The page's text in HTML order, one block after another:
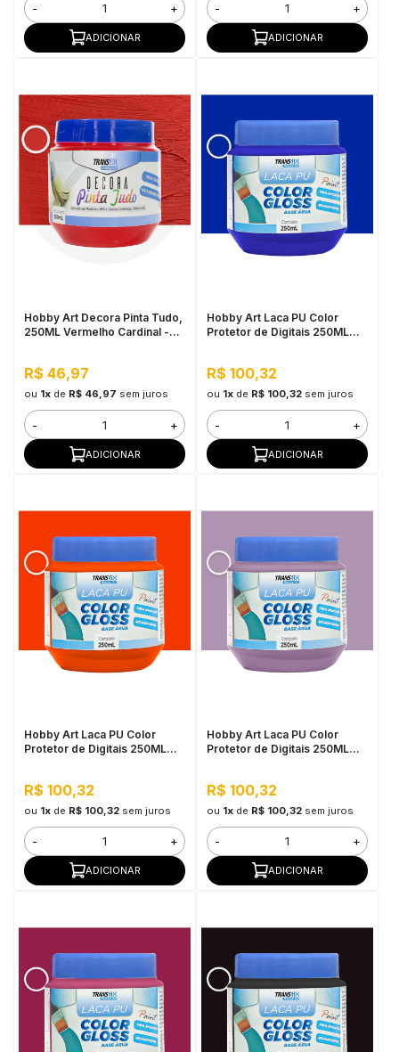
- +
ADICIONAR
- +
ADICIONAR
Hobby Art Decora Pinta Tudo,
250ML Vermelho Cardinal -
R$ 46,97
ou 1xde R$ 46,97 sem juros
- +
ADICIONAR
Hobby Art Laca PU Color
Protetor de Digitais 250ML
R$ 100,32
ou 1xde R$ 100,32 sem juros
- +
ADICIONAR
Hobby Art Laca PU Color
Protetor de Digitais 250ML
R$ 100,32
ou 1xde R$ 100,32 sem juros
- +
ADICIONAR
Hobby Art Laca PU Color
Protetor de Digitais 250ML
R$ 100,32
ou 1xde R$ 100,32 sem juros
- +
ADICIONAR